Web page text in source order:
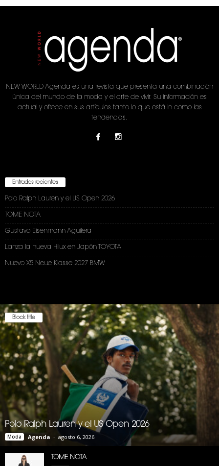
NEW WORLD Agenda es una revista que presenta una combinación
única del mundo de la moda y el arte de vivir. Su información es
actual y ofrece en sus artículos tanto lo que está in como las
tendencias.
Entradas recientes
Polo Ralph Lauren y el US Open 2026
TOME NOTA
Gustavo Eisenmann Aguilera
Lanza la nueva Hilux en Japón TOYOTA
Nuevo X5 Neue Klasse 2027 BMW
Block title
Polo Ralph Lauren y el US Open 2026
Moda Agenda - agosto 6, 2026
TOME NOTA